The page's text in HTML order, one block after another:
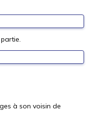
à son voisin de